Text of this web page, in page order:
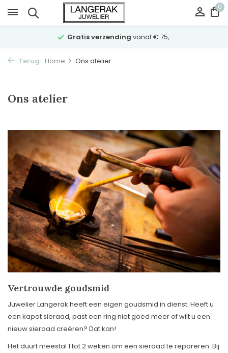
0
Gratis verzending vanaf € 75,-
Terug Home Ons atelier
Ons atelier
Vertrouwde goudsmid
Juwelier Langerak heeft een eigen goudsmid in dienst. Heeft u
een kapot sieraad, past een ring niet goed meer of wilt u een
nieuw sieraad creëren? Dat kan!
Het duurt meestal 1 tot 2 weken om een sieraad te repareren. Bij